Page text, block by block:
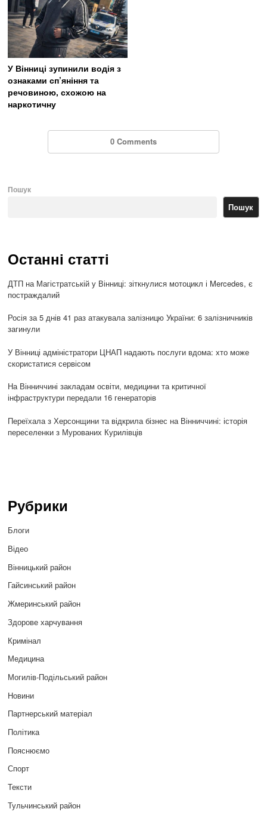
У Вінниці зупинили водія з
ознаками сп’яніння та
речовиною, схожою на
наркотичну
0 Comments
Пошук
Пошук
Останні статті
ДТП на Магістратській у Вінниці: зіткнулися мотоцикл і Mercedes, є
постраждалий
Росія за 5 днів 41 раз атакувала залізницю України: 6 залізничників
загинули
У Вінниці адміністратори ЦНАП надають послуги вдома: хто може
скористатися сервісом
На Вінниччині закладам освіти, медицини та критичної
інфраструктури передали 16 генераторів
Переїхала з Херсонщини та відкрила бізнес на Вінниччині: історія
переселенки з Мурованих Курилівців
Рубрики
Блоги
Відео
Вінницький район
Гайсинський район
Жмеринський район
Здорове харчування
Кримінал
Медицина
Могилів-Подільський район
Новини
Партнерський матеріал
Політика
Пояснюємо
Спорт
Тексти
Тульчинський район